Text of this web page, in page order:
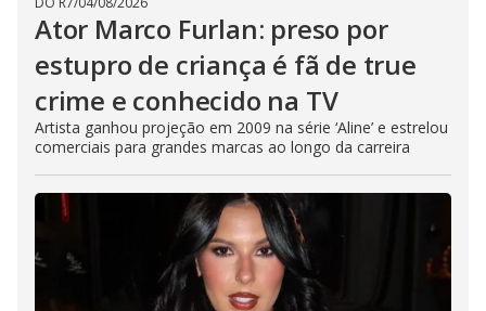
Ator Marco Furlan: preso por
estupro de criança é fã de true
crime e conhecido na TV
Artista ganhou projeção em 2009 na série ‘Aline’ e estrelou
comerciais para grandes marcas ao longo da carreira